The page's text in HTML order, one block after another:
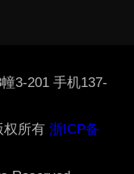
3-201 手机137-
权所有 浙ICP备